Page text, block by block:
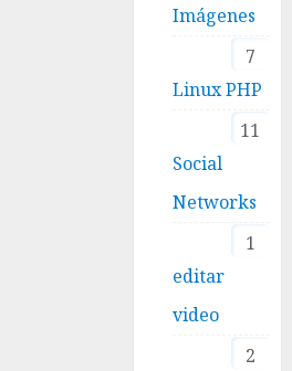
Imágenes
7
Linux PHP
11
Social
Networks
1
editar
video
2